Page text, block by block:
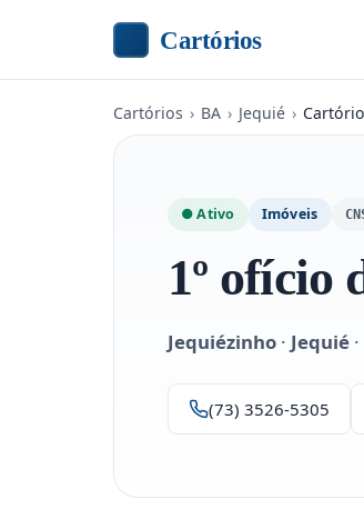
Cartórios
Cartórios › BA › Jequié ›
● Ativo Imóveis
1º ofício
Jequiézinho · Jequié ·
(73) 3526-5305